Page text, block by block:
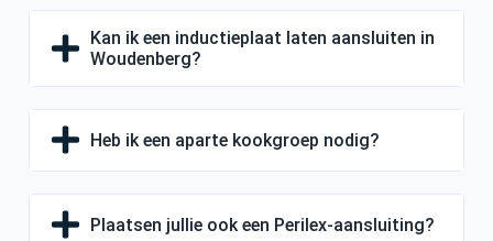
Kan ik een inductieplaat laten aansluiten in
Woudenberg?
Heb ik een aparte kookgroep nodig?
Plaatsen jullie ook een Perilex-aansluiting?